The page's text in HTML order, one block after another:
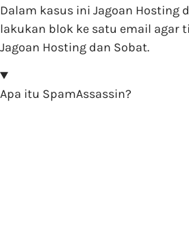
Dalam kasus ini Jagoan Hosting
lakukan blok ke satu email agar
Jagoan Hosting dan Sobat.
Apa itu SpamAssassin?